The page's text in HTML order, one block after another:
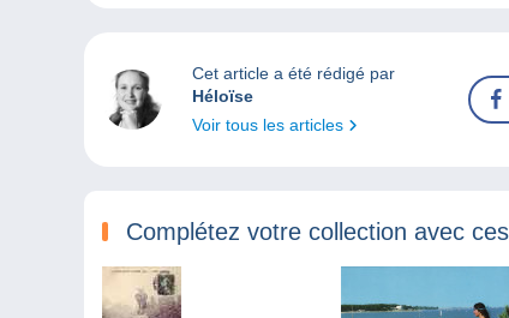
Cet article a été rédigé par
Héloïse
Voir tous les articles
Complétez votre collection avec